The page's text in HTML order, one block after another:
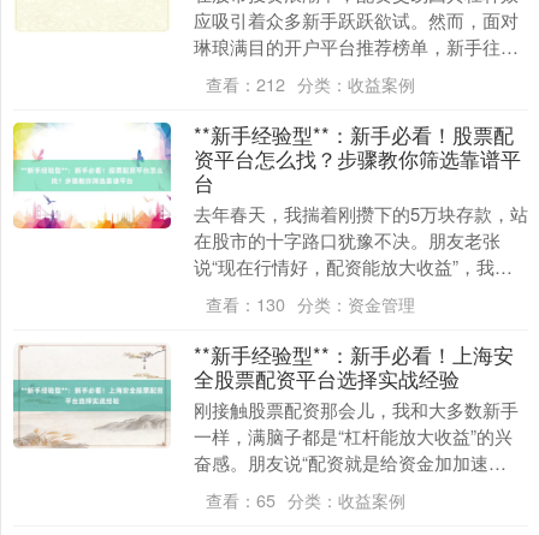
应吸引着众多新手跃跃欲试。然而，面对
琳琅满目的开户平台推荐榜单，新手往往
因信息不对称或认知偏差陷入误区，轻则
损失本金，重则陷....
查看： 212 分类： 收益案例
**新手经验型**：新手必看！股票配
资平台怎么找？步骤教你筛选靠谱平
台
去年春天，我揣着刚攒下的5万块存款，站
在股市的十字路口犹豫不决。朋友老张
说“现在行情好，配资能放大收益”，我听
着心动，却不知道从哪下手。更可怕的
是，我差点被一家....
查看： 130 分类： 资金管理
**新手经验型**：新手必看！上海安
全股票配资平台选择实战经验
刚接触股票配资那会儿，我和大多数新手
一样，满脑子都是“杠杆能放大收益”的兴
奋感。朋友说“配资就是给资金加加速
器”，我听得两眼放光正规股票配资，连夜
研究上海的配资....
查看： 65 分类： 收益案例